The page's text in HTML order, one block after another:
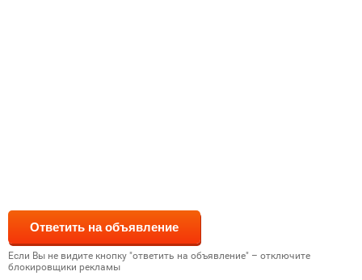
Если Вы не видите кнопку "ответить на объявление" – отключите
блокировщики рекламы